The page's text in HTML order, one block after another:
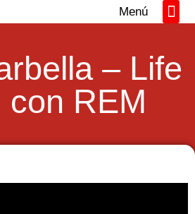
Menú
– Life
con REM